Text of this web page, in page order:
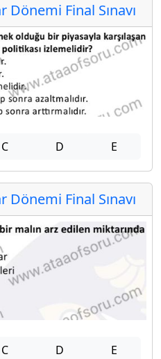
Final Sınavı
C D E
Final Sınavı
C D E